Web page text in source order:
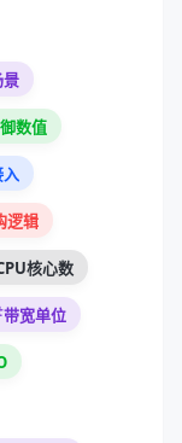
景
数值
入
逻辑
核心数
带宽单位